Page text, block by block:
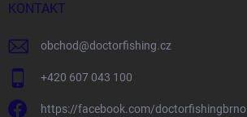
KONTAKT
obchod@doctorfishing.cz
+420 607 043 100
https://facebook.com/doctorfishingbrno